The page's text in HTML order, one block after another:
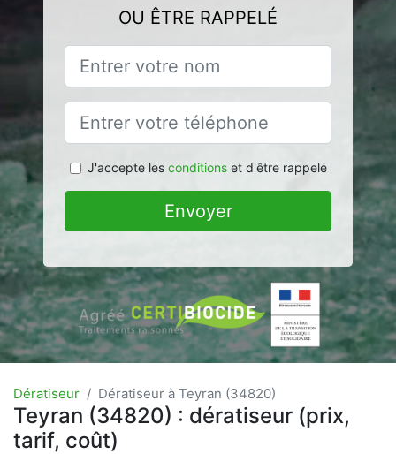
OU ÊTRE RAPPELÉ
J'accepte les conditionset d'être rappelé
Envoyer
Dératiseur Dératiseur à Teyran (34820)
Teyran (34820) : dératiseur (prix,
tarif, coût)